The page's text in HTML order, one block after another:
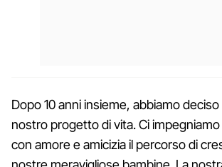
Dopo 10 anni insieme, abbiamo
nostro progetto di vita. Ci
con amore e amicizia il percorso di